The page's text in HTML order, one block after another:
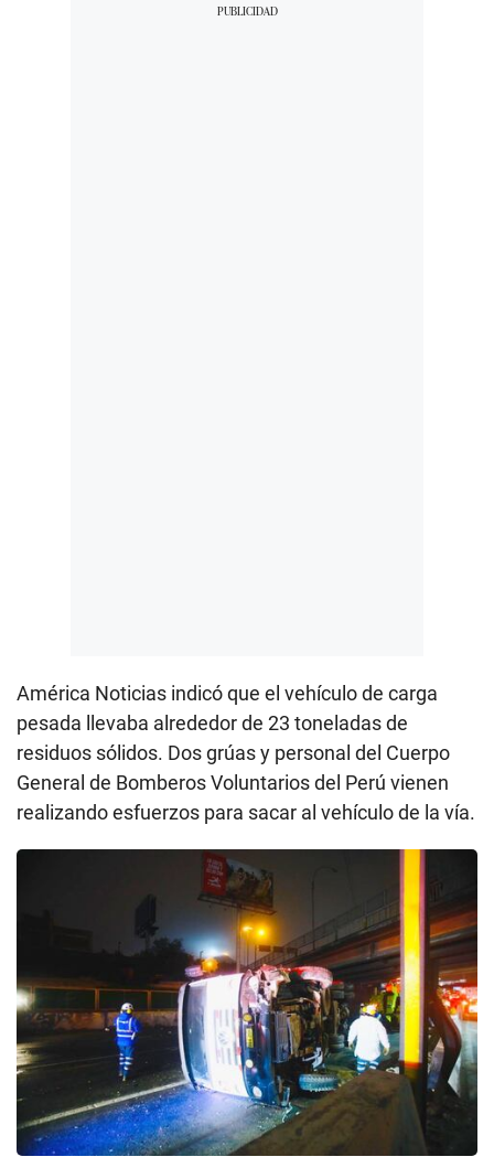
América Noticias indicó que el vehículo de carga
pesada llevaba alrededor de 23 toneladas de
residuos sólidos. Dos grúas y personal del Cuerpo
General de Bomberos Voluntarios del Perú vienen
realizando esfuerzos para sacar al vehículo de la vía.